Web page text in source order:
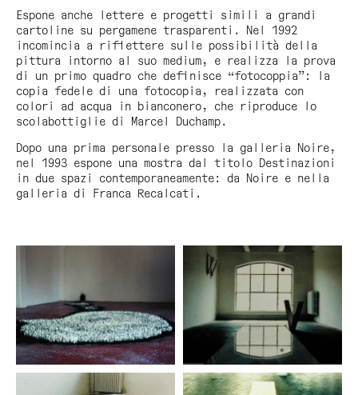
Espone anche lettere e progetti simili a grandi
cartoline su pergamene trasparenti. Nel 1992
incomincia a riflettere sulle possibilità della
pittura intorno al suo medium, e realizza la prova
di un primo quadro che definisce “fotocoppia”: la
copia fedele di una fotocopia, realizzata con
colori ad acqua in bianconero, che riproduce lo
scolabottiglie di Marcel Duchamp.
Dopo una prima personale presso la galleria Noire,
nel 1993 espone una mostra dal titolo Destinazioni
in due spazi contemporaneamente: da Noire e nella
galleria di Franca Recalcati.